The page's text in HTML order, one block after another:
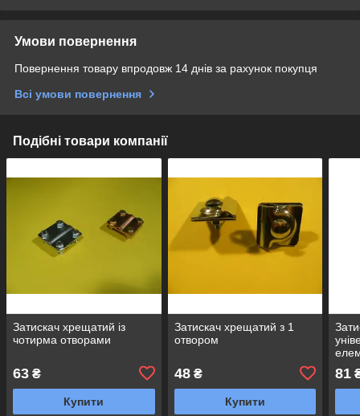
Умови повернення
Повернення товару впродовж 14 днів за рахунок покупця
Всі умови повернення
Подібні товари компанії
Затискач хрещатий із
чотирма отворами
63 ₴
Купити
Затискач хрещатий з 1
отвором
48₴
Купити
81